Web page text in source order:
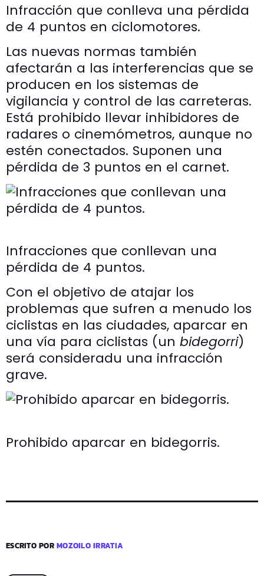
Infracción que conlleva una pérdida
de 4 puntos en ciclomotores.
Las nuevas normas también
afectarán a las interferencias que se
producen en los sistemas de
vigilancia y control de las carreteras.
Está prohibido llevar inhibidores de
radares o cinemómetros, aunque no
estén conectados. Suponen una
pérdida de 3 puntos en el carnet.
Infracciones que conllevan una
pérdida de 4 puntos.
Con el objetivo de atajar los
problemas que sufren a menudo los
ciclistas en las ciudades, aparcar en
una vía para ciclistas (un bidegorri)
será consideradu una infracción
grave.
Prohibido aparcar en bidegorris.
ESCRITO PORMOZOILO IRRATIA